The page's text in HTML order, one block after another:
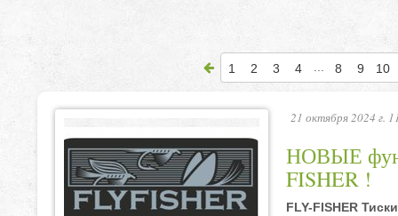
1 2 3 4 8 9 10
21 октября 2024 г.
НОВЫЕ
FISHER !
FLY-FISHER